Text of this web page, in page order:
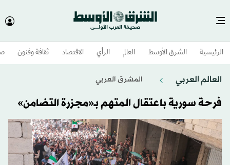
الرئيسية الشرق الأوسط​ العالم الرأي الاقتصاد ثقافة وفنون
العالم العربي المشرق العربي
فرحة سورية باعتقال المتهم بـ«مجزرة التضامن»